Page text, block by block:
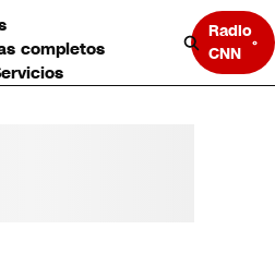
completos
Radio
CNN